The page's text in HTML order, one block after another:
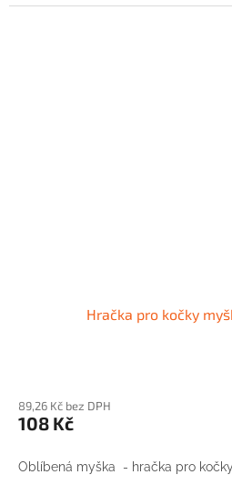
Hračka pro kočky
89,26 Kč bez DPH
108 Kč
Oblíbená myška - hračka pro